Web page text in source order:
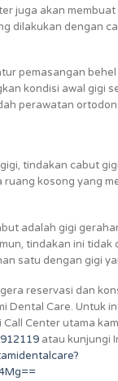
juga akan
dilakukan dengan
pemasangan
kondisi awal gigi
perawatan
tindakan cabut
ruang kosong yang
adalah gigi
tindakan ini tidak
satu dengan gigi
reservasi dan
Dental Care. Untuk
Center utama
atau kunjungi